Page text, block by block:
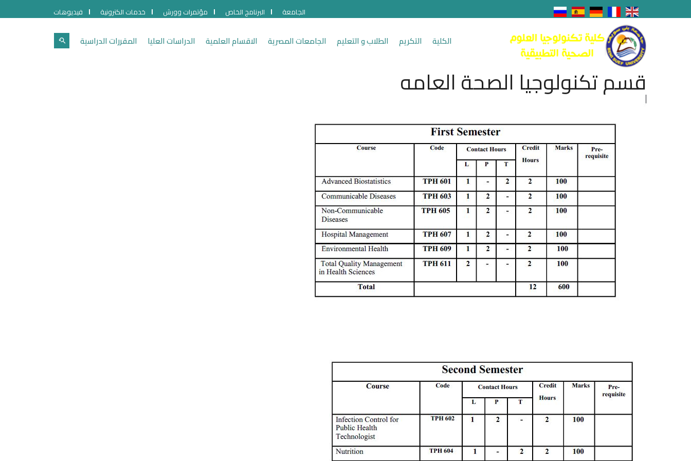
الجامعة البرنامج الخاص مؤتمرات وورش خدمات الكترونية فيديوهات
الكلية التكريم الطلاب و التعليم الجامعات المصرية الاقسام العلمية الدراسات العليا المقررات الدراسية
قسم تكنولوجيا الصحة العامه